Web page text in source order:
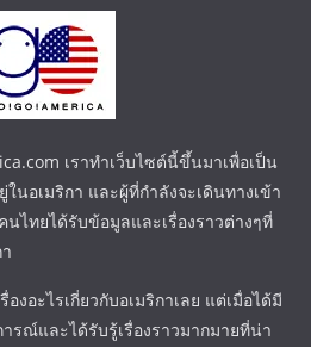
เราทำเว็บไซต์นี้ขึ้นมาเพื่อเป็น
นอเมริกา และผู้ที่กำลังจะเดินทางเข้า
นไทยได้รับข้อมูลและเรื่องราวต่างๆที่
องอะไรเกี่ยวกับอเมริกาเลย แต่เมื่อได้มี
รณ์และได้รับรู้เรื่องราวมากมายที่น่า